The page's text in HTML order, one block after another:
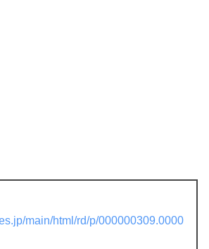
main/html/rd/p/000000309.0000